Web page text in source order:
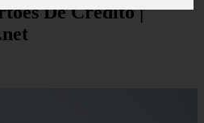
De Crédito |